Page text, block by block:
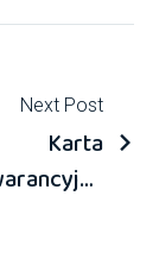
Next Post
Karta